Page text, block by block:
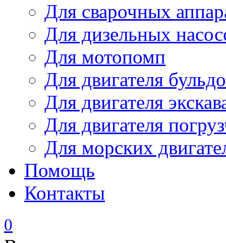
Для сварочных
Для дизельных
Для мотопомп
Для двигателя
Для двигателя
Для двигателя
Для морских
Помощь
Контакты
0